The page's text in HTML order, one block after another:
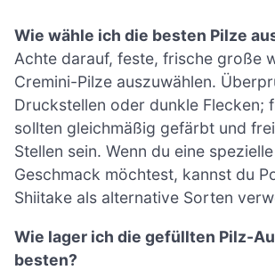
Wie wähle ich die besten Pilze
Achte darauf, feste, frische große
Cremini-Pilze auszuwählen.
Druckstellen oder dunkle Flecken;
sollten gleichmäßig gefärbt und
Stellen sein. Wenn du eine
Geschmack möchtest, kannst du
Shiitake als alternative Sorten
Wie lager ich die gefüllten Pilz-
besten?